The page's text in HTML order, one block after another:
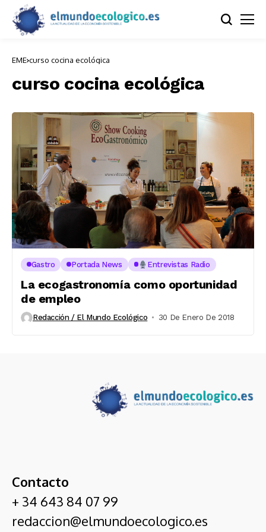
EME curso cocina ecológica
curso cocina ecológica
Gastro Portada News Entrevistas Radio
La ecogastronomía como oportunidad
de empleo
Redacción / El Mundo Ecológico 30 De Enero De 2018
Contacto
+ 34 643 84 07 99
redaccion@elmundoecologico.es